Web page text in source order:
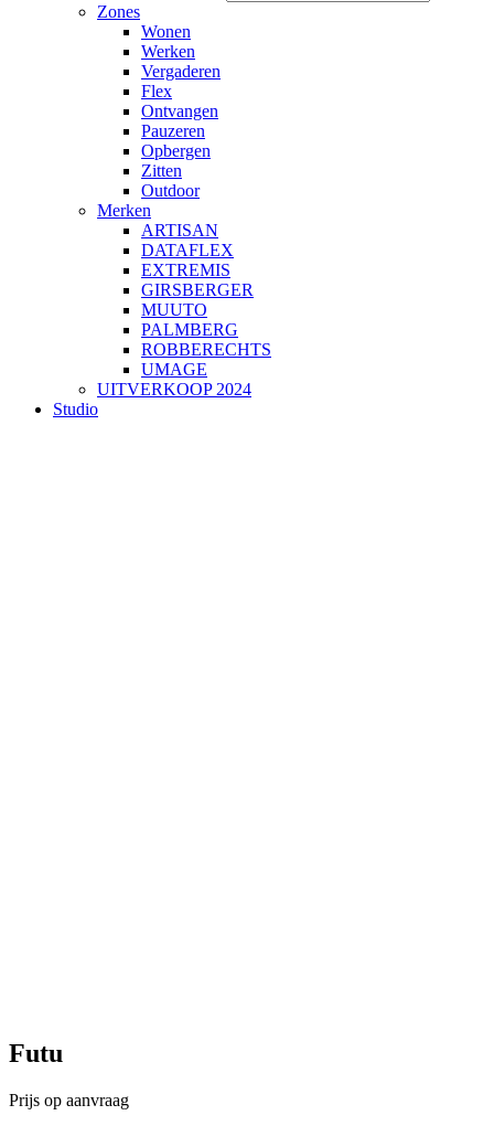
Zones
Wonen
Werken
Vergaderen
Flex
Ontvangen
Pauzeren
Opbergen
Zitten
Outdoor
Merken
ARTISAN
DATAFLEX
EXTREMIS
GIRSBERGER
MUUTO
PALMBERG
ROBBERECHTS
UMAGE
UITVERKOOP 2024
Studio
Futu
Prijs op aanvraag